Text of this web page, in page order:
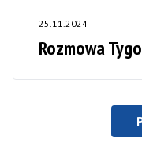
25.11.2024
Rozmowa